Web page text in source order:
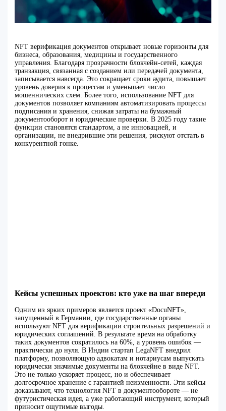
NFT верификация документов открывает новые горизонты для
бизнеса, образования, медицины и государственного
управления. Благодаря прозрачности блокчейн-сетей, каждая
транзакция, связанная с созданием или передачей документа,
записывается навсегда. Это сокращает сроки аудита, повышает
уровень доверия к процессам и уменьшает число
мошеннических схем. Более того, использование NFT для
документов позволяет компаниям автоматизировать процессы
подписания и хранения, снижая затраты на бумажный
документооборот и юридические проверки. В 2025 году такие
функции становятся стандартом, а не инновацией, и
организации, не внедрившие эти решения, рискуют отстать в
конкурентной гонке.
Кейсы успешных проектов: кто уже на шаг впереди
Одним из ярких примеров является проект «DocuNFT»,
запущенный в Германии, где государственные органы
используют NFT для верификации строительных разрешений и
юридических соглашений. В результате время на обработку
таких документов сократилось на 60%, а уровень ошибок —
практически до нуля. В Индии стартап LegaNFT внедрил
платформу, позволяющую адвокатам и нотариусам выпускать
юридически значимые документы на блокчейне в виде NFT.
Это не только ускоряет процесс, но и обеспечивает
долгосрочное хранение с гарантией неизменности. Эти кейсы
доказывают, что технология NFT в документообороте — не
футуристическая идея, а уже работающий инструмент, который
приносит ощутимые выгоды.